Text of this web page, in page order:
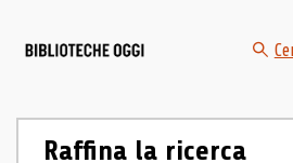
Raffina la ricerca